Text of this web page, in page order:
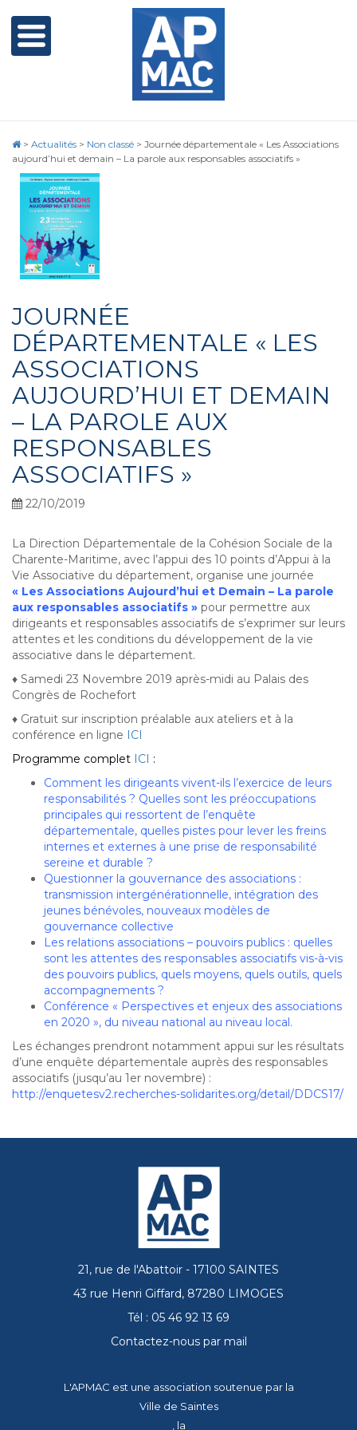
> Actualités > Non classé > Journée départementale « Les Associations
aujourd’hui et demain – La parole aux responsables associatifs »
JOURNÉE
DÉPARTEMENTALE « LES
ASSOCIATIONS
AUJOURD’HUI ET DEMAIN
– LA PAROLE AUX
RESPONSABLES
ASSOCIATIFS »
22/10/2019
La Direction Départementale de la Cohésion Sociale de la
Charente-Maritime, avec l’appui des 10 points d’Appui à la
Vie Associative du département, organise une journée
« Les Associations Aujourd’hui et Demain – La parole
aux responsables associatifs » pour permettre aux
dirigeants et responsables associatifs de s’exprimer sur leurs
attentes et les conditions du développement de la vie
associative dans le département.
♦ Samedi 23 Novembre 2019 après-midi au Palais des
Congrès de Rochefort
♦ Gratuit sur inscription préalable aux ateliers et à la
conférence en ligne
ICI
Programme complet ICI :
Comment les dirigeants vivent-ils l’exercice de leurs
responsabilités ? Quelles sont les préoccupations
principales qui ressortent de l’enquête
départementale, quelles pistes pour lever les freins
internes et externes à une prise de responsabilité
sereine et durable ?
Questionner la gouvernance des associations :
transmission intergénérationnelle, intégration des
jeunes bénévoles, nouveaux modèles de
gouvernance collective
Les relations associations – pouvoirs publics : quelles
sont les attentes des responsables associatifs vis-à-vis
des pouvoirs publics, quels moyens, quels outils, quels
accompagnements ?
Conférence « Perspectives et enjeux des associations
en 2020 », du niveau national au niveau local.
Les échanges prendront notamment appui sur les résultats
d’une enquête départementale auprès des responsables
associatifs (jusqu’au 1er novembre) :
http://enquetesv2.recherches-solidarites.org/detail/DDCS17/
21, rue de l'Abattoir - 17100 SAINTES
43 rue Henri Giffard, 87280 LIMOGES
Tél : 05 46 92 13 69
Contactez-nous par mail
L'APMAC est une association soutenue par la
Ville de Saintes
, la